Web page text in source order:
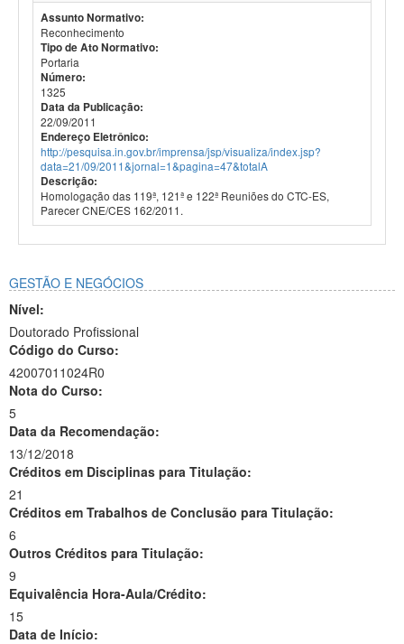
Assunto Normativo:
Reconhecimento
Tipo de Ato Normativo:
Portaria
Número:
1325
Data da Publicação:
22/09/2011
Endereço Eletrônico:
http://pesquisa.in.gov.br/imprensa/jsp/visualiza/index.jsp?
data=21/09/2011&jornal=1&pagina=47&totalA
Descrição:
Homologação das 119ª, 121ª e 122ª Reuniões do CTC-ES,
Parecer CNE/CES 162/2011.
GESTÃO E NEGÓCIOS
Nível:
Doutorado Profissional
Código do Curso:
42007011024R0
Nota do Curso:
5
Data da Recomendação:
13/12/2018
Créditos em Disciplinas para Titulação:
21
Créditos em Trabalhos de Conclusão para Titulação:
6
Outros Créditos para Titulação:
9
Equivalência Hora-Aula/Crédito:
15
Data de Início: